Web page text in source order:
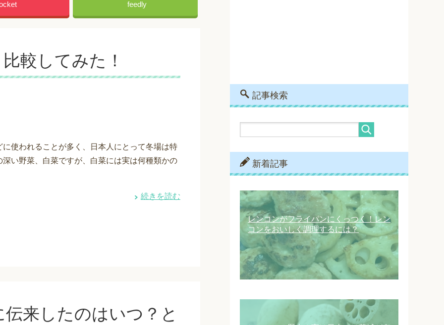
feedly
較してみた！
に使われることが多く、日本人にとって冬場は特
深い野菜、白菜ですが、白菜には実は何種類かの
続きを読む
来したのはいつ？と
記事検索
新着記事
レンコンがフライパンにくっつく！レン
コンをおいしく調理するには？